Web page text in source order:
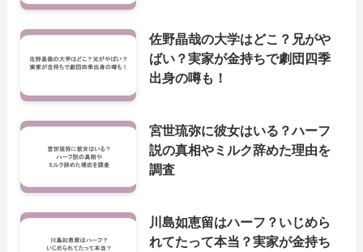
佐野晶哉の大学はどこ？兄がや
ばい？実家が金持ちで劇団四季
出身の噂も！
宮世琉弥に彼女はいる？ハーフ
説の真相やミルク辞めた理由を
調査
川島如恵留はハーフ？いじめら
れてたって本当？実家が金持ち